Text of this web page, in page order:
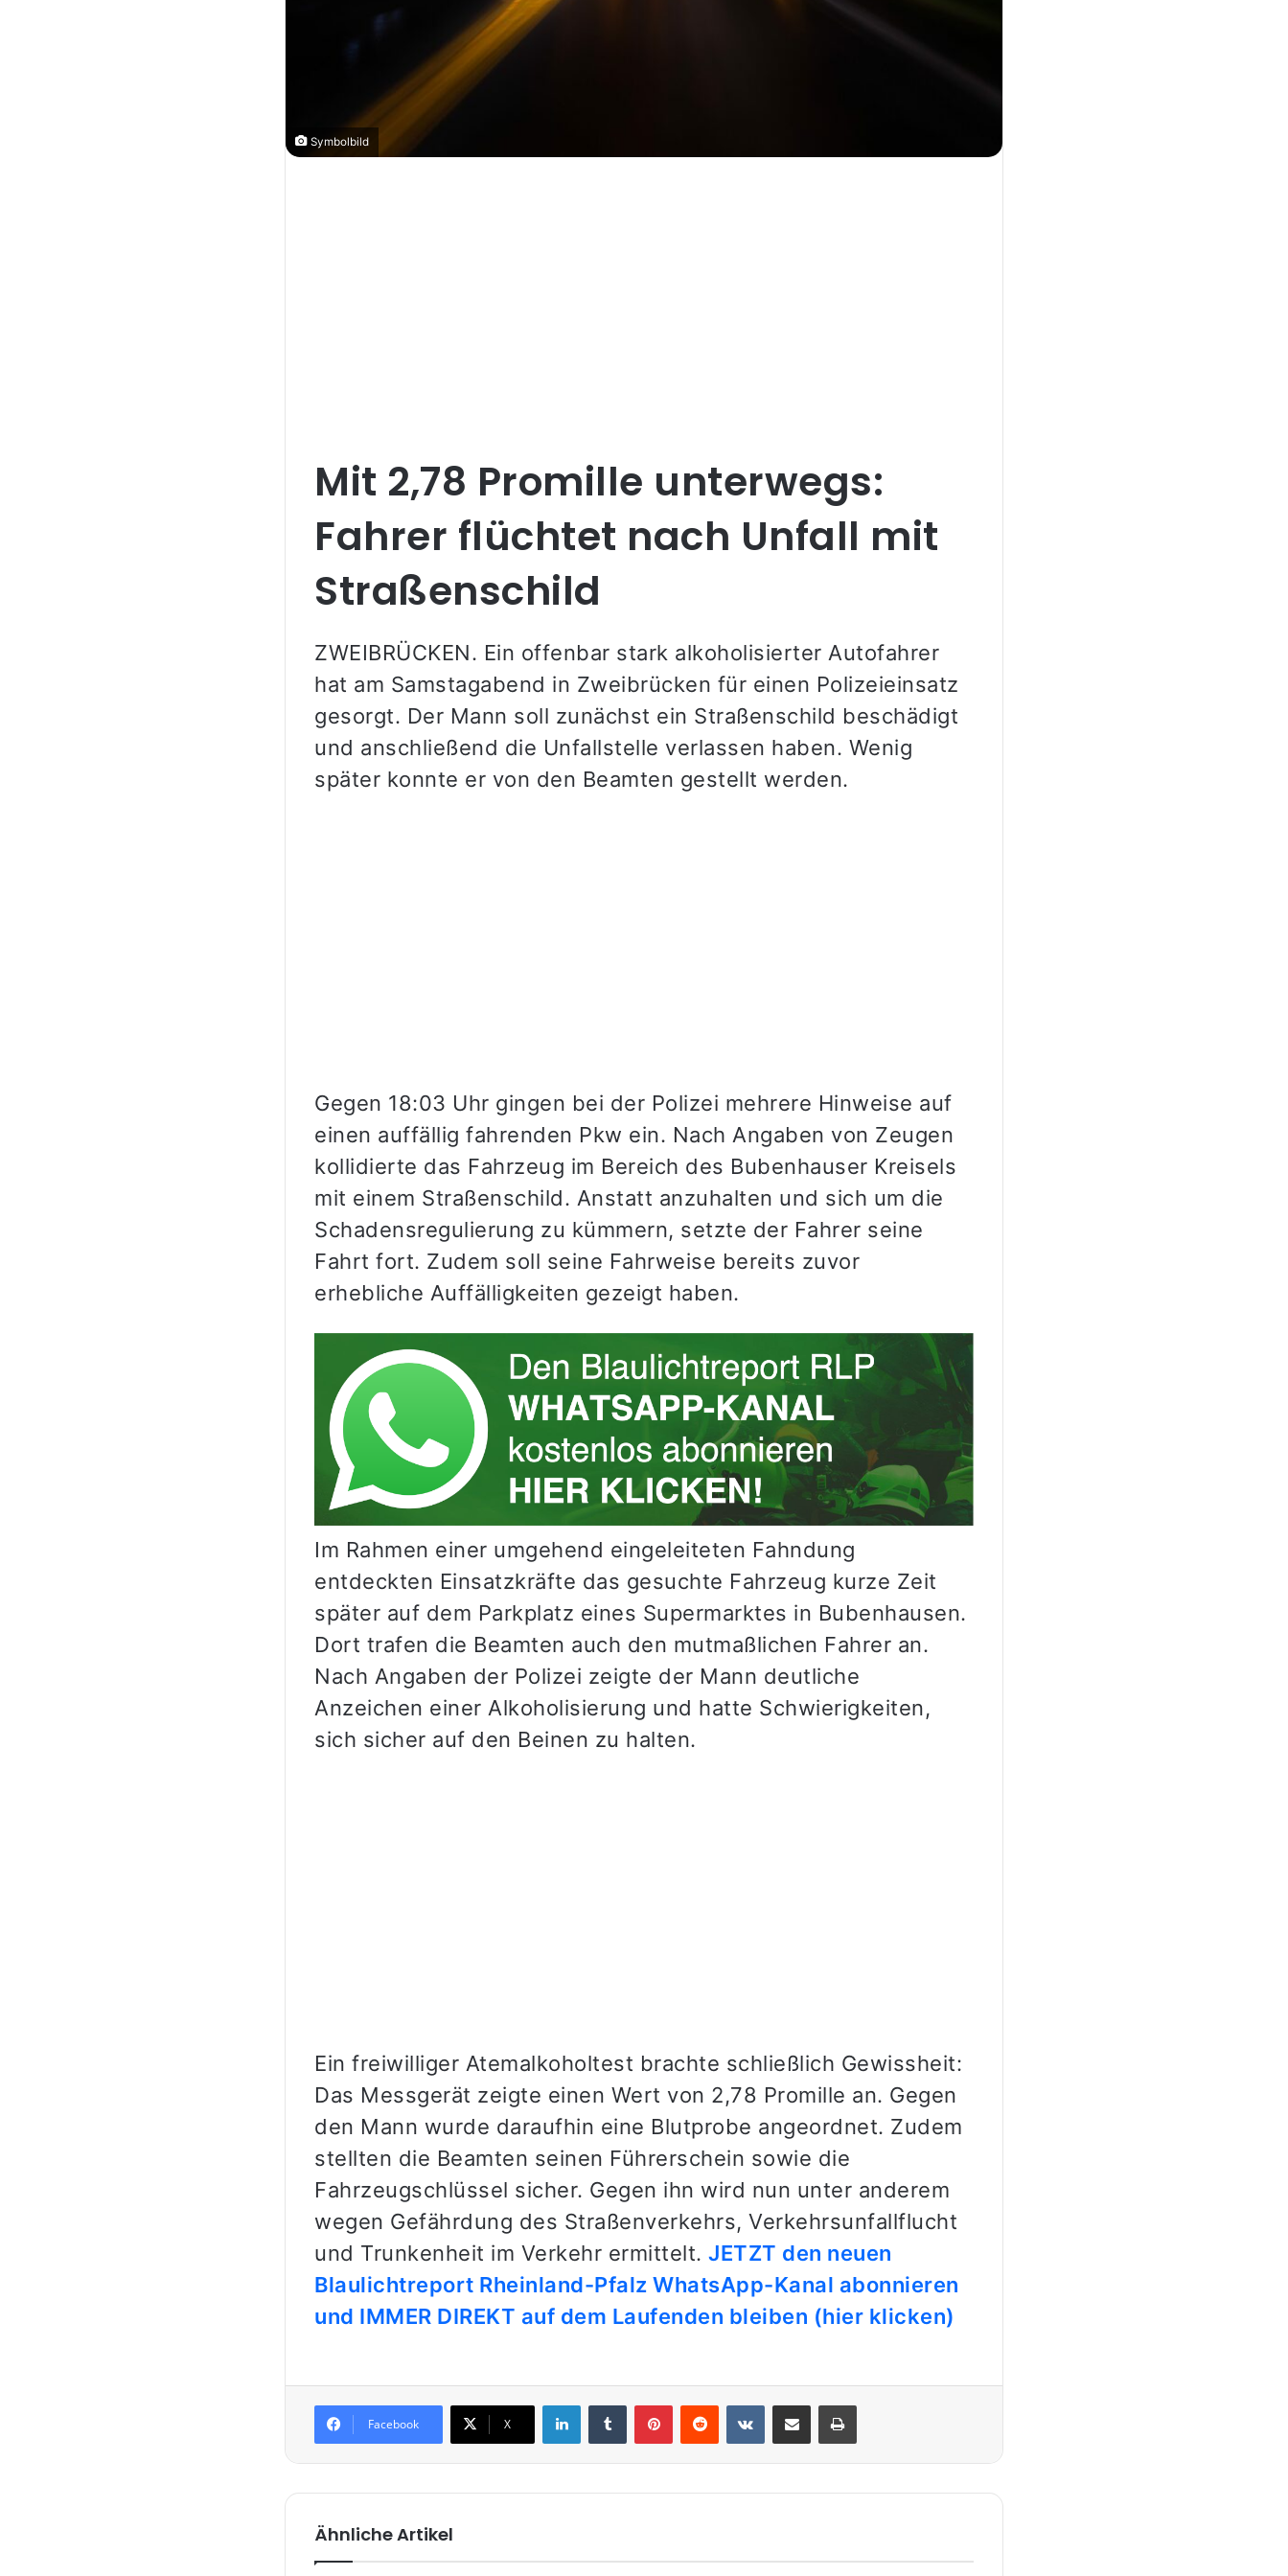
Symbolbild
Mit 2,78 Promille unterwegs:
Fahrer flüchtet nach Unfall mit
Straßenschild
ZWEIBRÜCKEN. Ein offenbar stark alkoholisierter Autofahrer
hat am Samstagabend in Zweibrücken für einen Polizeieinsatz
gesorgt. Der Mann soll zunächst ein Straßenschild beschädigt
und anschließend die Unfallstelle verlassen haben. Wenig
später konnte er von den Beamten gestellt werden.
Gegen 18:03 Uhr gingen bei der Polizei mehrere Hinweise auf
einen auffällig fahrenden Pkw ein. Nach Angaben von Zeugen
kollidierte das Fahrzeug im Bereich des Bubenhauser Kreisels
mit einem Straßenschild. Anstatt anzuhalten und sich um die
Schadensregulierung zu kümmern, setzte der Fahrer seine
Fahrt fort. Zudem soll seine Fahrweise bereits zuvor
erhebliche Auffälligkeiten gezeigt haben.
Im Rahmen einer umgehend eingeleiteten Fahndung
entdeckten Einsatzkräfte das gesuchte Fahrzeug kurze Zeit
später auf dem Parkplatz eines Supermarktes in Bubenhausen.
Dort trafen die Beamten auch den mutmaßlichen Fahrer an.
Nach Angaben der Polizei zeigte der Mann deutliche
Anzeichen einer Alkoholisierung und hatte Schwierigkeiten,
sich sicher auf den Beinen zu halten.
Ein freiwilliger Atemalkoholtest brachte schließlich Gewissheit:
Das Messgerät zeigte einen Wert von 2,78 Promille an. Gegen
den Mann wurde daraufhin eine Blutprobe angeordnet. Zudem
stellten die Beamten seinen Führerschein sowie die
Fahrzeugschlüssel sicher. Gegen ihn wird nun unter anderem
wegen Gefährdung des Straßenverkehrs, Verkehrsunfallflucht
und Trunkenheit im Verkehr ermittelt. JETZT den neuen
Blaulichtreport Rheinland-Pfalz WhatsApp-Kanal abonnieren
und IMMER DIREKT auf dem Laufenden bleiben (hier klicken)
Facebook X
LinkedInTumblr PinterestReddit VKontakte
Teile per E-Mail Drucken
Ähnliche Artikel